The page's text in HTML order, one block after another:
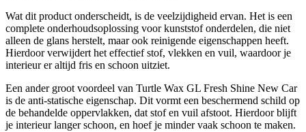
Wat dit product onderscheidt, is de veelzijdigheid ervan. Het is een
complete onderhoudsoplossing voor kunststof onderdelen, die niet
alleen de glans herstelt, maar ook reinigende eigenschappen heeft.
Hierdoor verwijdert het effectief stof, vlekken en vuil, waardoor je
interieur er altijd fris en schoon uitziet.
Een ander groot voordeel van Turtle Wax GL Fresh Shine New Car
is de anti-statische eigenschap. Dit vormt een beschermend schild op
de behandelde oppervlakken, dat stof en vuil afstoot. Hierdoor blijft
je interieur langer schoon, en hoef je minder vaak schoon te maken.